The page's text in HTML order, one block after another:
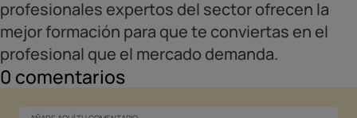
profesionales expertos del sector ofrecen la
mejor formación para que te conviertas en el
profesional que el mercado demanda.
0 comentarios